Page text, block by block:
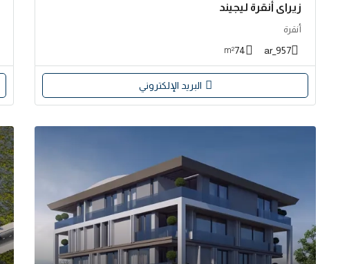
زيراي أنقرة ليجيند
أنقرة
957_ar
74
m²
البريد الإلكتروني